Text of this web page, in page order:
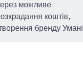
можливе
коштів,
бренду Умані